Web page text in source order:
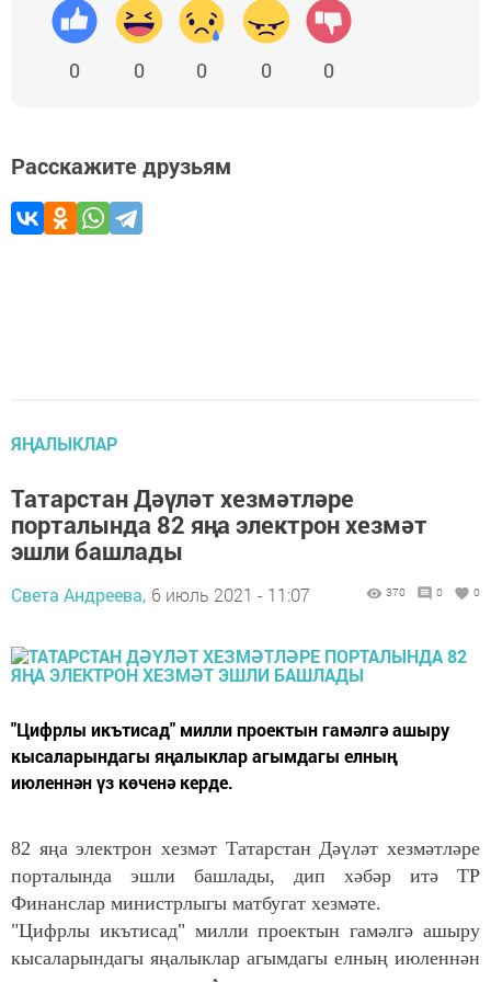
0 0 0 0 0
Расскажите друзьям
ЯҢАЛЫКЛАР
Татарстан Дәүләт хезмәтләре
порталында 82 яңа электрон хезмәт
эшли башлады
Света Андреева, 6 июль 2021 - 11:07 370 0 0
"Цифрлы икътисад" милли проектын гамәлгә ашыру
кысаларындагы яңалыклар агымдагы елның
июленнән үз көченә керде.
82 яңа электрон хезмәт Татарстан Дәүләт хезмәтләре
порталында эшли башлады, дип хәбәр итә ТР
Финанслар министрлыгы матбугат хезмәте.
"Цифрлы икътисад" милли проектын гамәлгә ашыру
кысаларындагы яңалыклар агымдагы елның июленнән